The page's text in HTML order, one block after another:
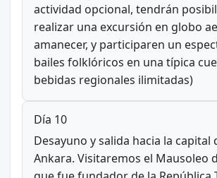
actividad opcional, tendrán
realizar una excursión en globo
amanecer, y participaren un
bailes folklóricos en una típica
bebidas regionales ilimitadas)
Día 10
Desayuno y salida hacia la capital
Ankara. Visitaremos el Mausoleo